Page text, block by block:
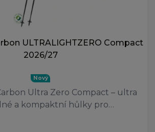
ULTRALIGHTZERO Compact
2026/27
Nový
Ultra Zero Compact – ultra
a kompaktní hůlky pro…